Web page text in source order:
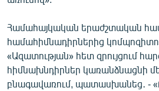
Համահայկական երաժշտական
համահիմնադիրներից
«Ազատության» հետ զրույցում
հիմնախնդիրներ կառանձնացնի
բնագավառում, պատասխանեց․ -